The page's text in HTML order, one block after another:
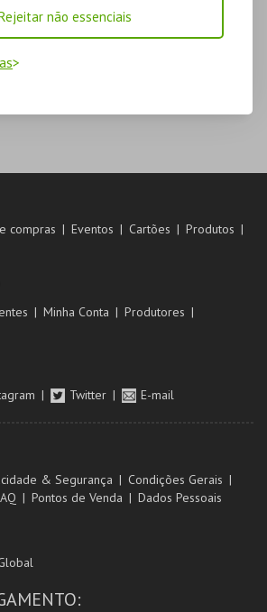
não essenciais
compras Eventos Cartões
Produtos
Minha Conta
Produtores
Twitter E-mail
& Segurança
Condições Gerais
Pontos de Venda Dados Pessoais